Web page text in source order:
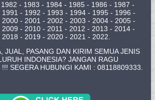
- 1983 - 1984 - 1985 - 1986 - 1987 -
- 1992 - 1993 - 1994 - 1995 - 1996 -
- 2001 - 2002 - 2003 - 2004 - 2005 -
- 2010 - 2011 - 2012 - 2013 - 2014 -
- 2019 - 2020 - 2021 - 2022.
JUAL, PASANG DAN KIRIM SEMUA JENIS
INDONESIA? JANGAN RAGU
!!! SEGERA HUBUNGI KAMI : 08118809333.